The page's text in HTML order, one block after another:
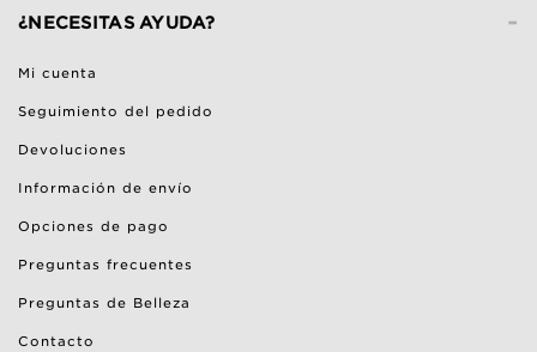
-
¿NECESITAS AYUDA?
Mi cuenta
Seguimiento del pedido
Devoluciones
Información de envío
Opciones de pago
Preguntas frecuentes
Preguntas de Belleza
Contacto